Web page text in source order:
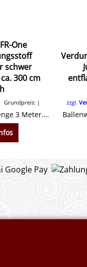
One
schwer
300 cm
Mindestbestellmenge 3 Meter. 100 % Polyestergewebe FR, ca. 260 g/m², ca. 300 cm breit Schön weich fallender Stoff. Beidseitig gleiche Farbe.
zzgl.